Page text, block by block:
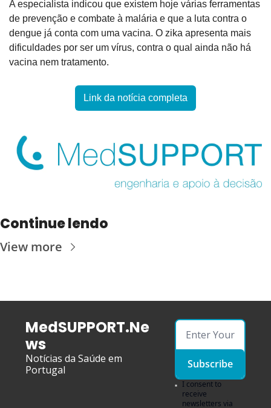
A especialista indicou que existem hoje várias ferramentas
de prevenção e combate à malária e que a luta contra o
dengue já conta com uma vacina. O zika apresenta mais
dificuldades por ser um vírus, contra o qual ainda não há
vacina nem tratamento.
Link da notícia completa
Continue lendo
View more
MedSUPPORT.Ne
ws
Notícias da Saúde em
Portugal
Subscribe
I consent to
receive
newsletters via